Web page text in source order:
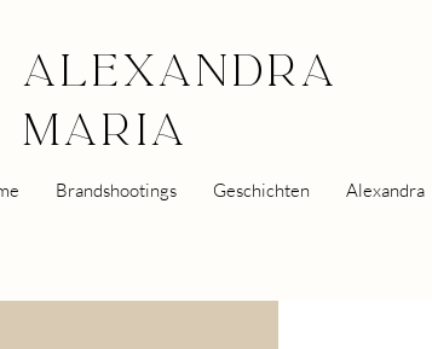
ALEXANDRA
MARIA
Brandshootings Geschichten Alexandra